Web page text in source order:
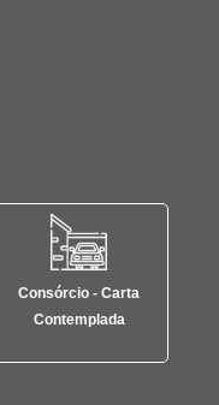
Consórcio - Carta
Contemplada